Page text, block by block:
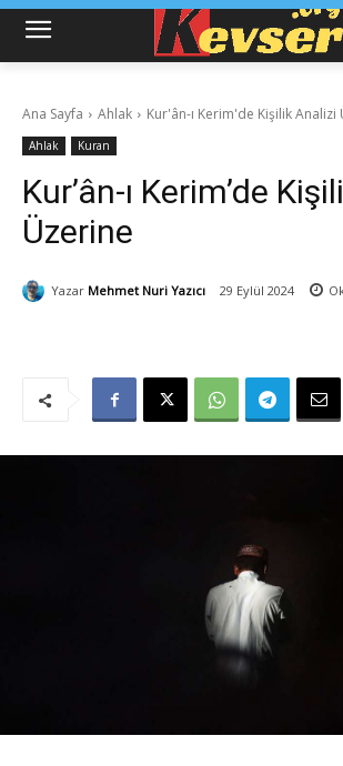
Ana Sayfa Ahlak Kur'ân-ı Kerim'de Kişilik Analizi
Ahlak Kuran
Kur’ân-ı Kerim’de
Üzerine
Yazar Mehmet Nuri Yazıcı 29 Eylül 2024